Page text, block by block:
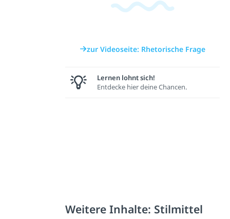
zur Videoseite: Rhetorische Frage
Lernen lohnt sich!
Entdecke hier deine Chancen.
Weitere Inhalte: Stilmittel